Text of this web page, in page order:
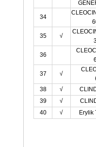
34
35 √
36
37 √
38 √
39
√
40
√ Erylik